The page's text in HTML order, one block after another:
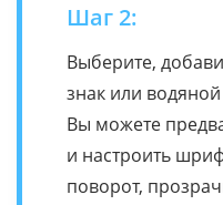
Шаг 3:
При
вывода, затем
чтобы
знаком.